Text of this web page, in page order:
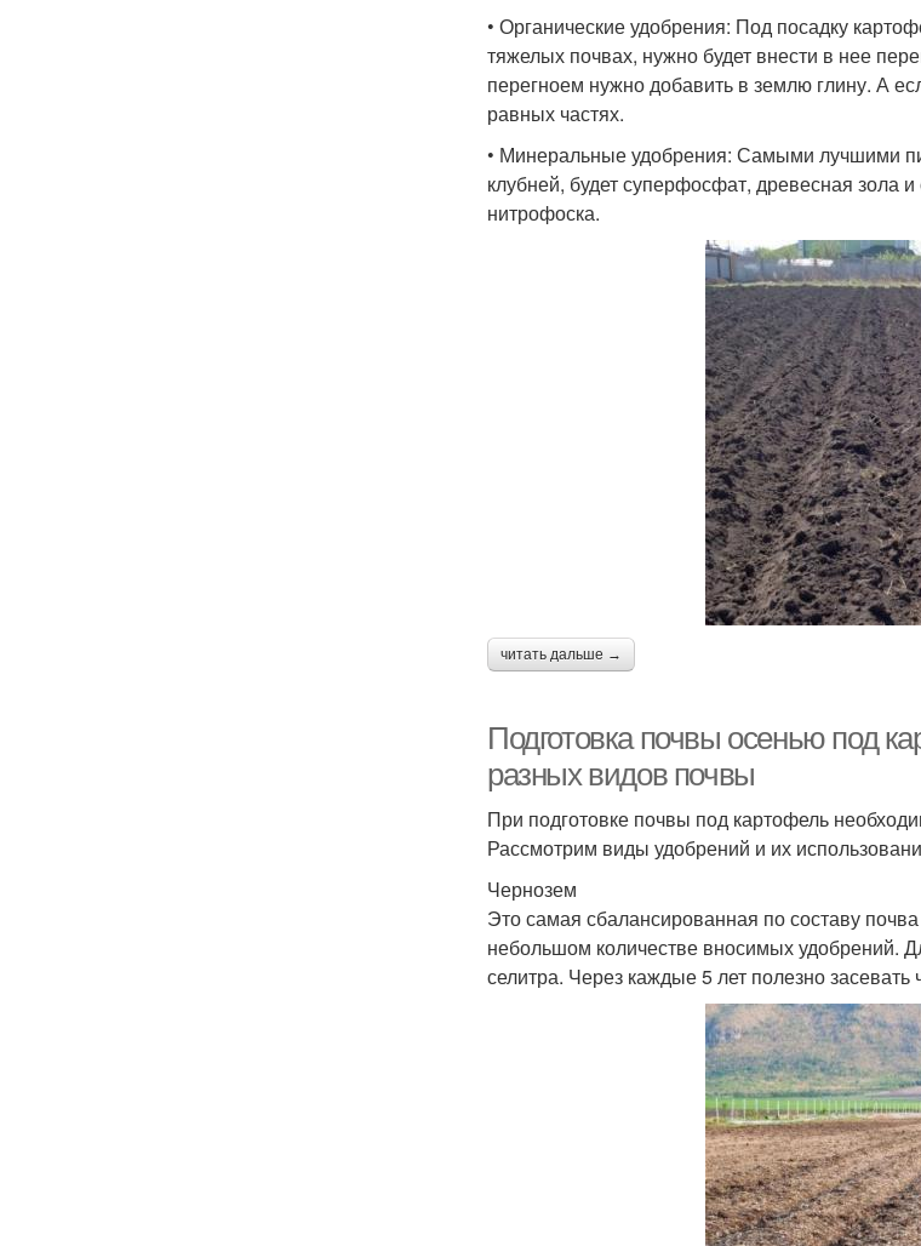
• Органические удобрения: Под посадку
тяжелых почвах, нужно будет внести в нее
перегноем нужно добавить в землю глину. А
равных частях.
• Минеральные удобрения: Самыми лучшими
клубней, будет суперфосфат, древесная зола
нитрофоска.
читать дальше →
Подготовка почвы осенью под
разных видов почвы
При подготовке почвы под картофель
Рассмотрим виды удобрений и их
Чернозем
Это самая сбалансированная по составу
небольшом количестве вносимых удобрений.
селитра. Через каждые 5 лет полезно